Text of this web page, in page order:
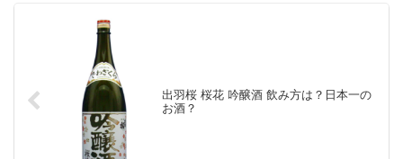
出羽桜 桜花 吟醸酒 飲み方は？日本一の
お酒？